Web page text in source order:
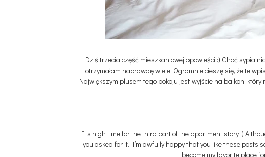
Dziś trzecia część mieszkaniowej opowieści :) Choć
otrzymałam naprawdę wiele. Ogromnie cieszę się, że te
Największym plusem tego pokoju jest wyjście na balkon,
It’s high time for the third part of the apartment story :)
you asked for it. I’m awfully happy that you like these posts
become my favorite place